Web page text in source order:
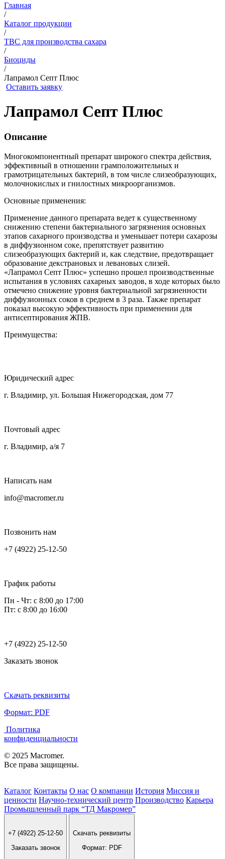
Главная
/
Каталог продукции
/
ТВС для производства сахара
/
Биоциды
/
Лапрамол Септ Плюс
Оставить заявку
Лапрамол Септ Плюс
Описание
Многокомпонентный препарат широкого спектра действия,
эффективный в отношении грамположительных и
грамотрицательных бактерий, в том числе слизеобразующих,
молочнокислых и гнилостных микроорганизмов.
Основные применения:
Применение данного препарата ведет к существенному
снижению степени бактериального загрязнения основных
этапов сахарного производства и уменьшает потери сахарозы
в диффузионном соке, препятствует развитию
слизеобразующих бактерий и, как следствие, предотвращает
образование декстрановых и левановых слизей.
«Лапрамол Септ Плюс» успешно прошел производственные
испытания в условиях сахарных заводов, в ходе которых было
отмечено снижение уровня бактериальной загрязненности
диффузионных соков в среднем в 3 раза. Также препарат
показал высокую эффективность при применении для
антисептирования ЖПВ.
Преимущества:
Юридический адрес
г. Владимир, ул. Большая Нижегородская, дом 77
Почтовый адрес
г. Владимир, а/я 7
Написать нам
info@macromer.ru
Позвонить нам
+7 (4922) 25-12-50
График работы
Пн - Чт: с 8:00 до 17:00
Пт: с 8:00 до 16:00
+7 (4922) 25-12-50
Заказать звонок
Скачать реквизиты
Формат: PDF
Политика
конфиденциальности
© 2025 Macromer.
Все права защищены.
Каталог Контакты О нас О компании История Миссия и
ценности Научно-технический центр Производство Карьера
Промышленный парк “ТД Макромер”
+7 (4922) 25-12-50
Заказать звонок
Скачать реквизиты
Формат: PDF